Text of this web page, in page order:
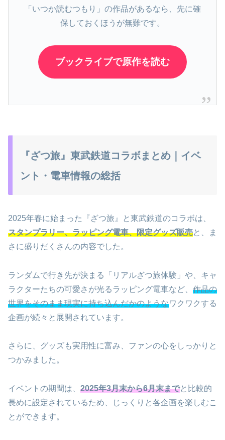
「いつか読むつもり」の作品があるなら、先に確
保しておくほうが無難です。
ブックライブで原作を読む
『ざつ旅』東武鉄道コラボまとめ｜イベ
ント・電車情報の総括
2025年春に始まった『ざつ旅』と東武鉄道のコラボは、
スタンプラリー、ラッピング電車、限定グッズ販売と、ま
さに盛りだくさんの内容でした。
ランダムで行き先が決まる「リアルざつ旅体験」や、キャ
ラクターたちの可愛さが光るラッピング電車など、 作品の
世界をそのまま現実に持ち込んだかのようなワクワクする
企画が続々と展開されています。
さらに、グッズも実用性に富み、ファンの心をしっかりと
つかみました。
イベントの期間は、 2025年3月末から6月末までと比較的
長めに設定されているため、じっくりと各企画を楽しむこ
とができます。